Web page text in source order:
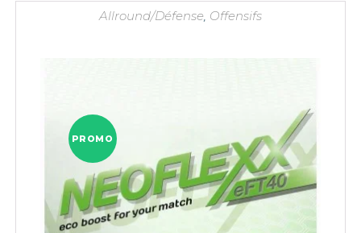
Allround/Défense, Offensifs
PROMO